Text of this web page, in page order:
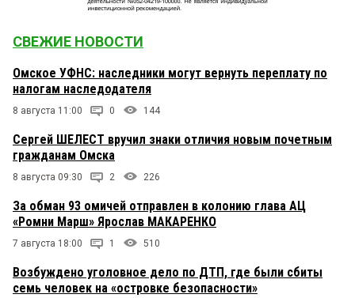
СВЕЖИЕ НОВОСТИ
Омское УФНС: наследники могут вернуть переплату по
налогам наследодателя
8 августа 11:00 0 144
Сергей ШЕЛЕСТ вручил знаки отличия новым почетным
гражданам Омска
8 августа 09:30 2 226
За обман 93 омичей отправлен в колонию глава АЦ
«Ромни Марш» Ярослав МАКАРЕНКО
7 августа 18:00 1 510
Возбуждено уголовное дело по ДТП, где были сбиты
семь человек на «островке безопасности»